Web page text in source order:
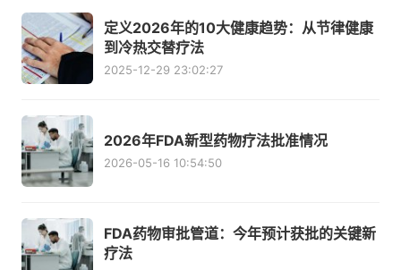
定义2026年的10大健康趋势：从节律健康
到冷热交替疗法
2025-12-29 23:02:27
2026年FDA新型药物疗法批准情况
2026-05-16 10:54:50
FDA药物审批管道：今年预计获批的关键新
疗法